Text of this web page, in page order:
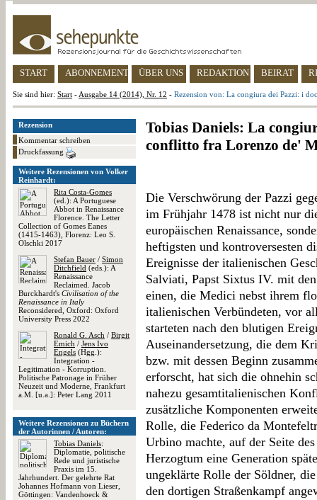
START ABONNEMENT ÜBER UNS REDAKTION BEIRAT
Sie sind hier: Start - Ausgabe 14 (2014), Nr. 12 - Rezension von: La congiura dei Pazzi: i
Rezension
Kommentar schreiben
Druckfassung
Weitere Rezensionen von Volker
Reinhardt:
Rita Costa-Gomes
(ed.): A Portuguese
Abbot in Renaissance
Florence. The Letter
Collection of Gomes Eanes
(1415-1463), Florenz: Leo S.
Olschki 2017
Stefan Bauer / Simon
Ditchfield (eds.): A
Renaissance
Reclaimed. Jacob
Burckhardt's Civilisation of the
Renaissance in Italy
Reconsidered, Oxford: Oxford
University Press 2022
Ronald G. Asch / Birgit
Emich / Jens Ivo
Engels (Hgg.):
Integration -
Legitimation - Korruption.
Politische Patronage in Früher
Neuzeit und Moderne, Frankfurt
a.M. [u.a.]: Peter Lang 2011
Weitere Rezensionen zu Büchern
der Autorinnen / Autoren:
Tobias Daniels:
Diplomatie, politische
Rede und juristische
Praxis im 15.
Jahrhundert. Der gelehrte Rat
Johannes Hofmann von Lieser,
Göttingen: Vandenhoeck &
Tobias Daniels: La
conflitto fra Lorenzo de'
Die Verschwörung der Pazzi
im Frühjahr 1478 ist nicht nur
europäischen Renaissance,
heftigsten und kontroversesten
Ereignisse der italienischen
Salviati, Papst Sixtus IV. mit
einen, die Medici nebst ihrem
italienischen Verbündeten, vor
starteten nach den blutigen
Auseinandersetzung, die dem
bzw. mit dessen Beginn
erforscht, hat sich die ohnehin
nahezu gesamtitalienischen
zusätzliche Komponenten
Rolle, die Federico da
Urbino machte, auf der Seite
Herzogtum eine Generation
ungeklärte Rolle der Söldner,
den dortigen Straßenkampf